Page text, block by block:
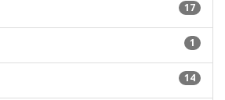
17
1
14